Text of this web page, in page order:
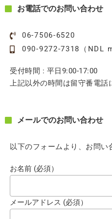
お電話でのお問い合わせ
06-7506-6520
090-9272-7318（NDL
受付時間 : 平日9:00-17:00
上記以外の時間は留守番電話
メールでのお問い合わせ
以下のフォームより、お問い
お名前 (必須）
メールアドレス (必須）